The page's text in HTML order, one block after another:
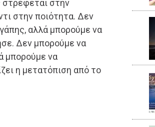
στρέφεται στην
στην ποιότητα. Δεν
αλλά μπορούμε να
Δεν μπορούμε να
μπορούμε να
η μετατόπιση από το